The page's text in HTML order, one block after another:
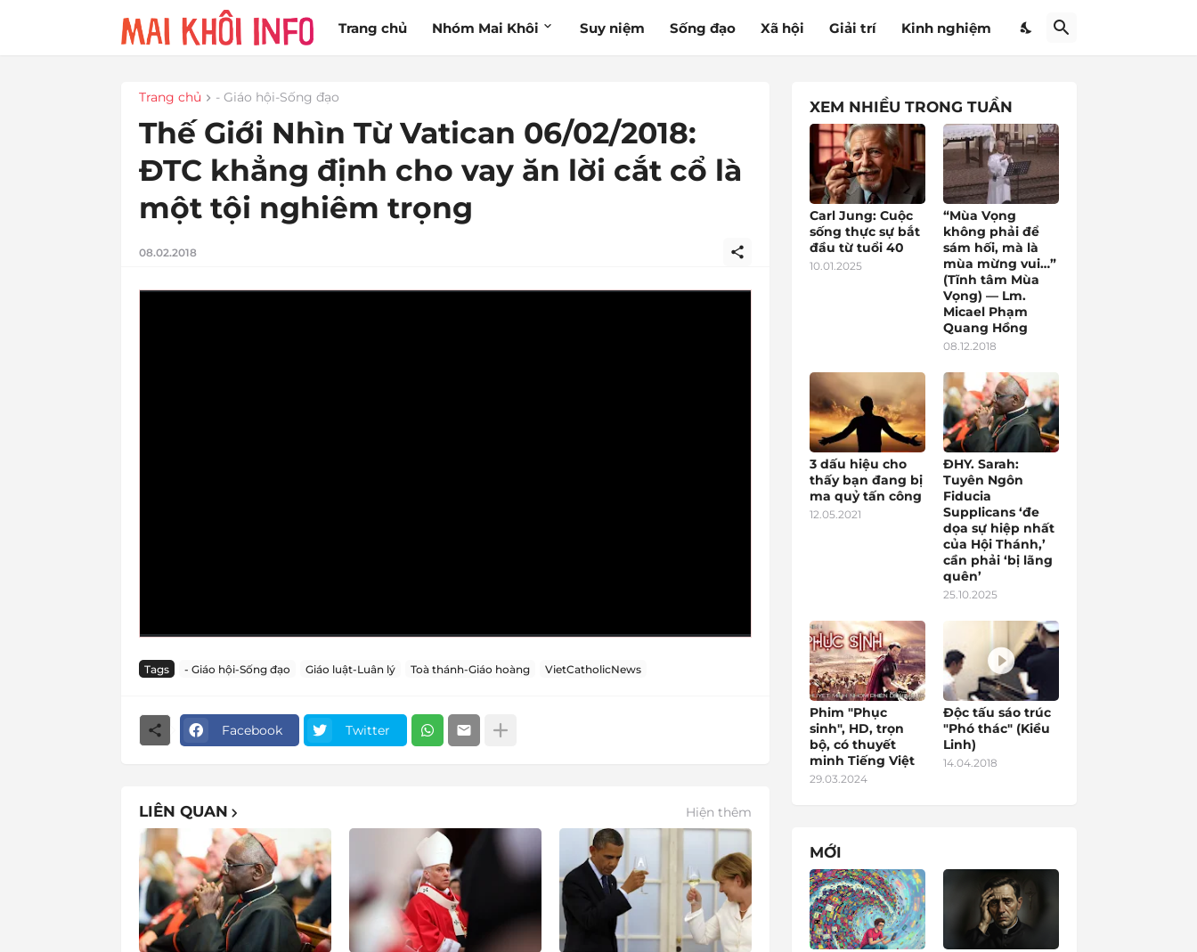
Trang chủ Nhóm Mai Khôi Suy niệm Sống đạo Xã hội Giải trí Kinh nghiệm
Trang chủ - Giáo hội-Sống đạo
Thế Giới Nhìn Từ Vatican 06/02/2018:
ĐTC khẳng định cho vay ăn lời cắt cổ là
một tội nghiêm trọng
08.02.2018
Tags - Giáo hội-Sống đạo Giáo luật-Luân lý Toà thánh-Giáo hoàng VietCatholicNews
Facebook Twitter
LIÊN QUAN Hiện thêm
XEM NHIỀU TRONG TUẦN
Carl Jung: Cuộc
sống thực sự bắt
đầu từ tuổi 40
10.01.2025
“Mùa Vọng
không phải để
sám hối, mà là
mùa mừng vui…”
(Tĩnh tâm Mùa
Vọng) — Lm.
Micael Phạm
Quang Hồng
08.12.2018
3 dấu hiệu cho
thấy bạn đang bị
ma quỷ tấn công
12.05.2021
ĐHY. Sarah:
Tuyên Ngôn
Fiducia
Supplicans ‘đe
dọa sự hiệp nhất
của Hội Thánh,’
cần phải ‘bị lãng
quên’
25.10.2025
Phim "Phục
sinh", HD, trọn
bộ, có thuyết
minh Tiếng Việt
29.03.2024
Độc tấu sáo trúc
"Phó thác" (Kiều
Linh)
14.04.2018
MỚI